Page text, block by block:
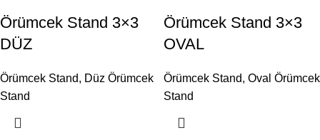
Örümcek Stand 3×3
DÜZ
Örümcek Stand, Düz Örümcek
Stand
Örümcek Stand 3×3
OVAL
Örümcek Stand, Oval Örümcek
Stand